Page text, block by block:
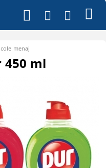
menaj
450 ml